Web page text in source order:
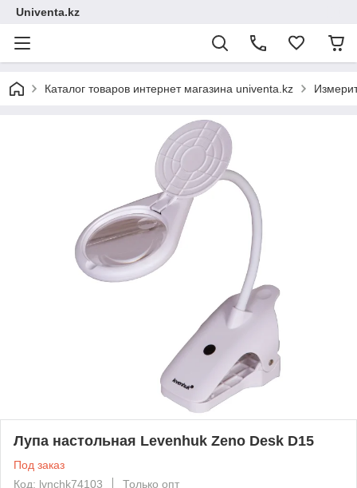
Univenta.kz
Каталог товаров интернет магазина univenta.kz
Лупа настольная Levenhuk Zeno Desk D15
Под заказ
Код: lvnchk74103
Только опт